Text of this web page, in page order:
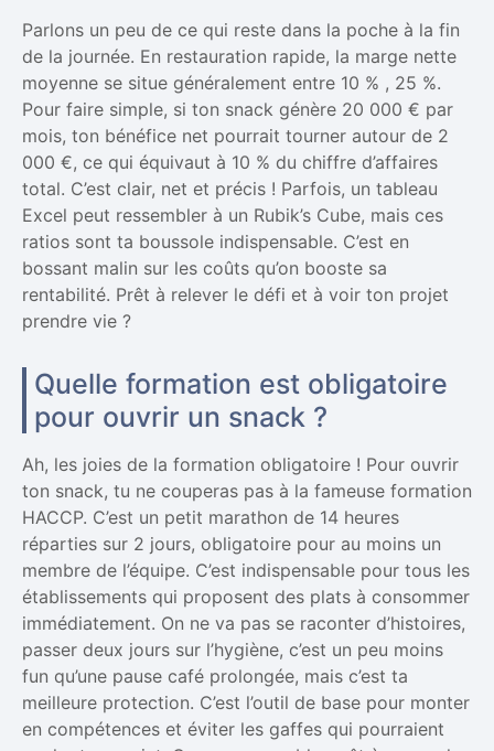
Parlons un peu de ce qui reste dans la poche à la fin
de la journée. En restauration rapide, la marge nette
moyenne se situe généralement entre 10 % , 25 %.
Pour faire simple, si ton snack génère 20 000 € par
mois, ton bénéfice net pourrait tourner autour de 2
000 €, ce qui équivaut à 10 % du chiffre d’affaires
total. C’est clair, net et précis ! Parfois, un tableau
Excel peut ressembler à un Rubik’s Cube, mais ces
ratios sont ta boussole indispensable. C’est en
bossant malin sur les coûts qu’on booste sa
rentabilité. Prêt à relever le défi et à voir ton projet
prendre vie ?
Quelle formation est obligatoire
pour ouvrir un snack ?
Ah, les joies de la formation obligatoire ! Pour ouvrir
ton snack, tu ne couperas pas à la fameuse formation
HACCP. C’est un petit marathon de 14 heures
réparties sur 2 jours, obligatoire pour au moins un
membre de l’équipe. C’est indispensable pour tous les
établissements qui proposent des plats à consommer
immédiatement. On ne va pas se raconter d’histoires,
passer deux jours sur l’hygiène, c’est un peu moins
fun qu’une pause café prolongée, mais c’est ta
meilleure protection. C’est l’outil de base pour monter
en compétences et éviter les gaffes qui pourraient